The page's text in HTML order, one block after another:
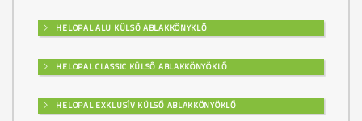
HELOPAL ALU KÜLSŐ ABLAKKÖNYKLŐ
HELOPAL CLASSIC KÜLSŐ ABLAKKÖNYÖKLŐ
HELOPAL EXKLUSÍV KÜLSŐ ABLAKKÖNYÖKLŐ